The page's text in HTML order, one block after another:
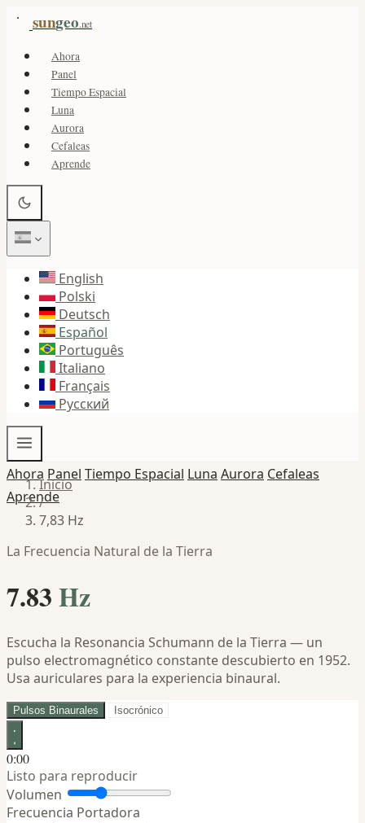
sungeo.net
Ahora
Panel
Tiempo Espacial
Luna
Aurora
Cefaleas
Aprende
English
Polski
Deutsch
Español
Português
Italiano
Français
Русский
Ahora Panel Tiempo Espacial Luna Aurora Cefaleas
Aprende
Inicio
/
7,83 Hz
La Frecuencia Natural de la Tierra
7.83Hz
Escucha la Resonancia Schumann de la Tierra — un
pulso electromagnético constante descubierto en 1952.
Usa auriculares para la experiencia binaural.
Pulsos Binaurales Isocrónico
0:00
Listo para reproducir
Volumen
Frecuencia Portadora